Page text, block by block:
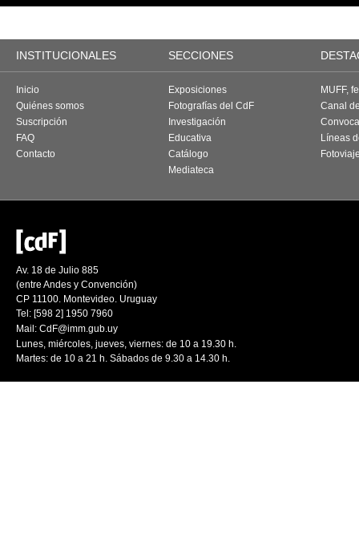
INSTITUCIONALES SECCIONES
Inicio
Quiénes somos
Suscripción
FAQ
Contacto
Exposiciones
Fotografías del CdF
Investigación
Educativa
Catálogo
Mediateca
MUFF,
Canal
Líneas
Av. 18 de Julio 885
(entre Andes y Convención)
CP 11100. Montevideo. Uruguay
Tel: [598 2] 1950 7960
Mail: CdF@imm.gub.uy
Lunes, miércoles, jueves, viernes: de 10 a 19.30 h.
Martes: de 10 a 21 h. Sábados de 9.30 a 14.30 h.